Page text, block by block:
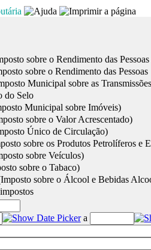
sobre o Rendimento das
sobre o Rendimento das Pessoas
Municipal sobre as
do Selo
Municipal sobre Imóveis)
sobre o Valor Acrescentado)
Único de Circulação)
sobre os Produtos Petrolíferos e
sobre Veículos)
sobre o Tabaco)
sobre o Álcool e Bebidas
a